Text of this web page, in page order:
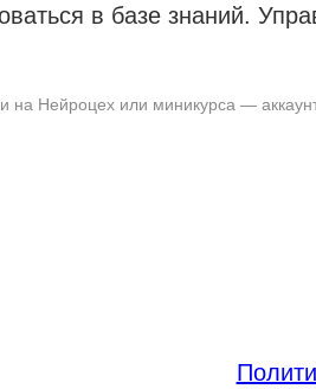
в базе знаний.
на Нейроцех или миникурса —